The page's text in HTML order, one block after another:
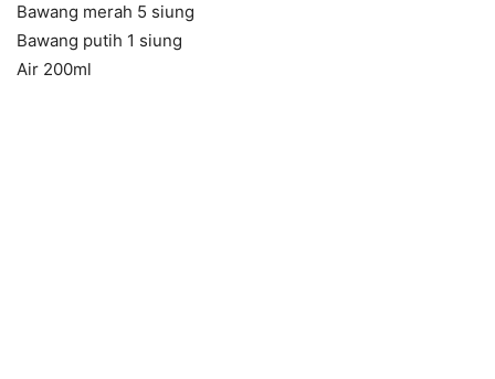
Bawang merah 5 siung
Bawang putih 1 siung
Air 200ml